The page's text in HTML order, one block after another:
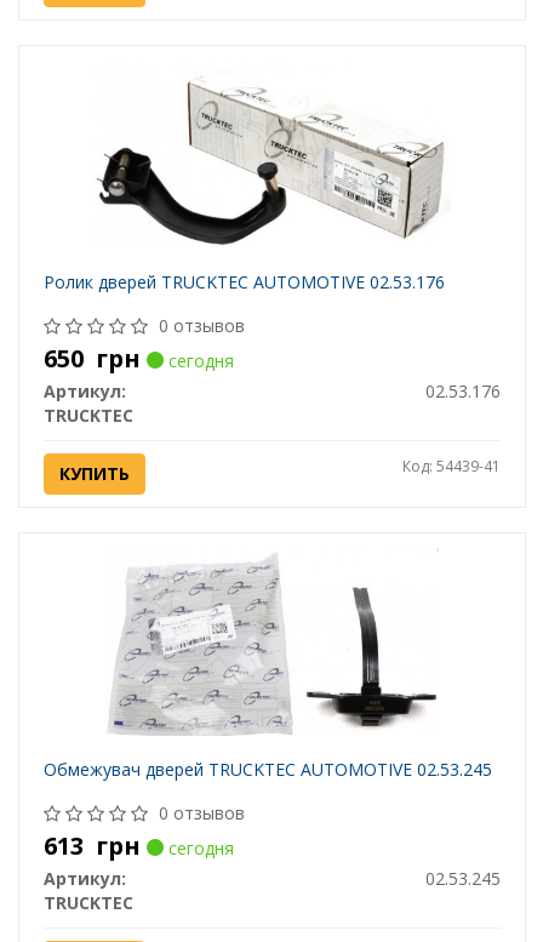
Ролик дверей TRUCKTEC AUTOMOTIVE 02.53.176
0 отзывов
650 грн
сегодня
Артикул:
02.53.176
TRUCKTEC
КУПИТЬ Код: 54439-41
Обмежувач дверей TRUCKTEC AUTOMOTIVE 02.53.245
0 отзывов
613 грн
сегодня
Артикул:
02.53.245
TRUCKTEC